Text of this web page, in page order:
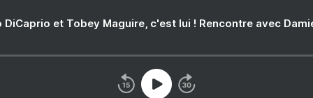
DiCaprio et Tobey Maguire, c'est lui ! Rencontre avec